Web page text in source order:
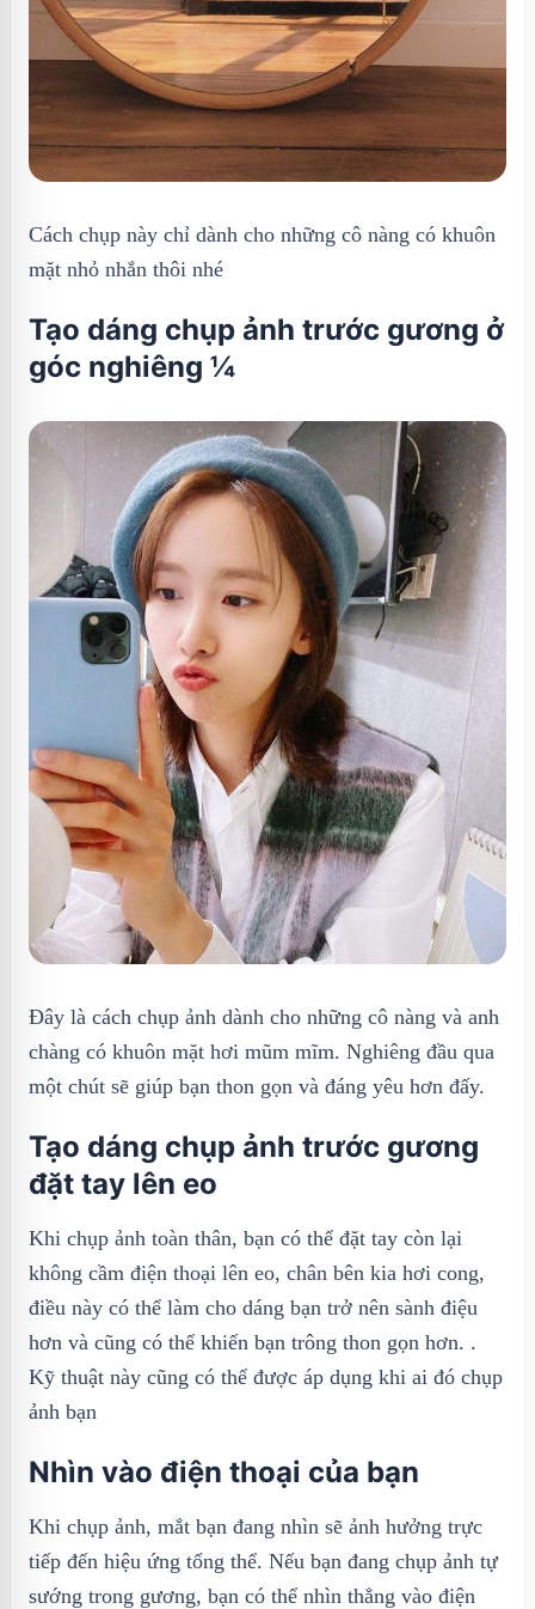
Cách chụp này chỉ dành cho những cô nàng có khuôn
mặt nhỏ nhắn thôi nhé
Tạo dáng chụp ảnh trước gương ở
góc nghiêng ¼
Đây là cách chụp ảnh dành cho những cô nàng và anh
chàng có khuôn mặt hơi mũm mĩm. Nghiêng đầu qua
một chút sẽ giúp bạn thon gọn và đáng yêu hơn đấy.
Tạo dáng chụp ảnh trước gương
đặt tay lên eo
Khi chụp ảnh toàn thân, bạn có thể đặt tay còn lại
không cầm điện thoại lên eo, chân bên kia hơi cong,
điều này có thể làm cho dáng bạn trở nên sành điệu
hơn và cũng có thể khiến bạn trông thon gọn hơn. .
Kỹ thuật này cũng có thể được áp dụng khi ai đó chụp
ảnh bạn
Nhìn vào điện thoại của bạn
Khi chụp ảnh, mắt bạn đang nhìn sẽ ảnh hưởng trực
tiếp đến hiệu ứng tổng thể. Nếu bạn đang chụp ảnh tự
sướng trong gương, bạn có thể nhìn thẳng vào điện